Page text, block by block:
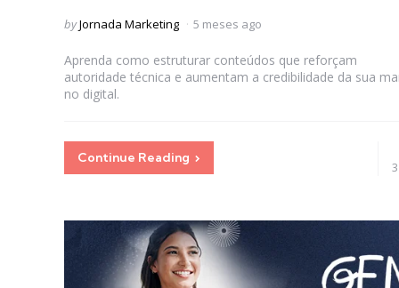
Posted
byJornada Marketing 5 meses ago
Aprenda como estruturar conteúdos que reforçam
autoridade técnica e aumentam a credibilidade da sua
no digital.
Continue Reading